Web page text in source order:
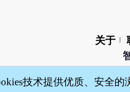
关于
技术提供优质、安全的